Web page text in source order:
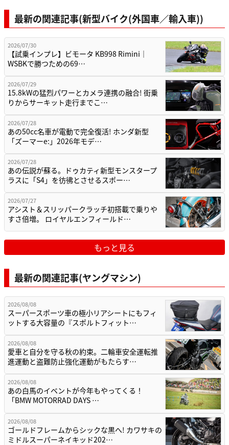
最新の関連記事(新型バイク(外国車／輸入車))
2026/07/30
【試乗インプレ】ビモータ KB998 Rimini｜
WSBKで勝つための69…
2026/07/29
15.8kWの猛烈パワーとカメラ連携の融合! 街乗
りからサーキット走行までこ…
2026/07/28
あの50cc名車が電動で完全復活! ホンダ新型
「ズーマーe:」2026年モデ…
2026/07/28
あの伝説が蘇る。ドゥカティ新型モンスタープ
ラスに「S4」を彷彿とさせるスポー…
2026/07/27
アシスト＆スリッパークラッチ初搭載で乗りや
すさ倍増。 ロイヤルエンフィールド…
もっと見る
最新の関連記事(ヤングマシン)
2026/08/08
スーパースポーツ車の極小リアシートにもフィ
ットする大容量の『スポルトフィット…
2026/08/08
愛車と自分を守る秋の約束。二輪車安全運転推
進運動と盗難防止強化運動がもたらす…
2026/08/08
あの白馬のイベントが今年もやってくる！
「BMW MOTORRAD DAYS …
2026/08/08
ゴールドフレームからシックな黒へ! カワサキの
ミドルスーパーネイキッド202…